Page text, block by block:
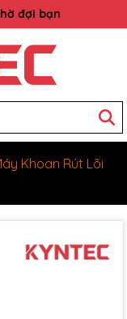
đợi bạn
Khoan Rút Lõi